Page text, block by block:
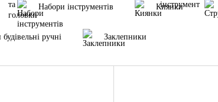
Набори інструментів Киянки
ручні Заклепники